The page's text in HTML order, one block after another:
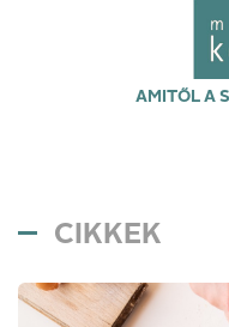
AMITŐL A
CIKKEK